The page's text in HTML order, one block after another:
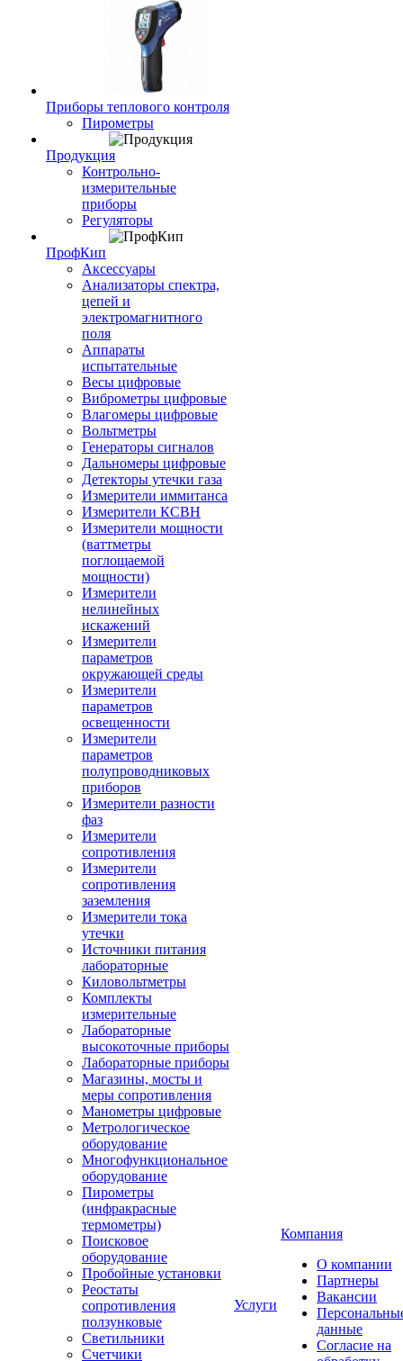
Приборы теплового контроля
Пирометры
Продукция
Контрольно-
измерительные
приборы
Регуляторы
ПрофКип
Аксессуары
Анализаторы спектра,
цепей и
электромагнитного
поля
Аппараты
испытательные
Весы цифровые
Виброметры цифровые
Влагомеры цифровые
Вольтметры
Генераторы сигналов
Дальномеры цифровые
Детекторы утечки газа
Измерители иммитанса
Измерители КСВН
Измерители мощности
(ваттметры
поглощаемой
мощности)
Измерители
нелинейных
искажений
Измерители
параметров
окружающей среды
Измерители
параметров
освещенности
Измерители
параметров
полупроводниковых
приборов
Измерители разности
фаз
Измерители
сопротивления
Измерители
сопротивления
заземления
Измерители тока
утечки
Источники питания
лабораторные
Киловольтметры
Комплекты
измерительные
Лабораторные
высокоточные приборы
Лабораторные приборы
Магазины, мосты и
меры сопротивления
Манометры цифровые
Метрологическое
оборудование
Многофункциональное
оборудование
Пирометры
(инфракрасные
термометры)
Поисковое
оборудование
Пробойные установки
Реостаты
сопротивления
ползунковые
Светильники
Счетчики
Услуги
Компания
О компании
Партнеры
Вакансии
данные
Согласие на